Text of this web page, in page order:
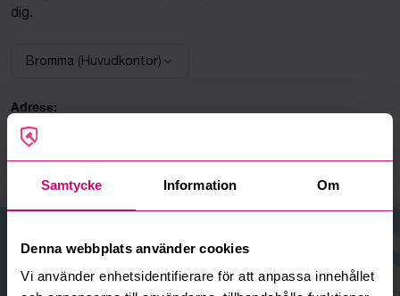
Samtycke Information Om
Denna webbplats använder cookies
Vi använder enhetsidentifierare för att anpassa innehållet
dig.
Välj anläggning:
Bromma (Huvudkontor)
Adress:
Bromma
Linta Gårdsväg 5A
−